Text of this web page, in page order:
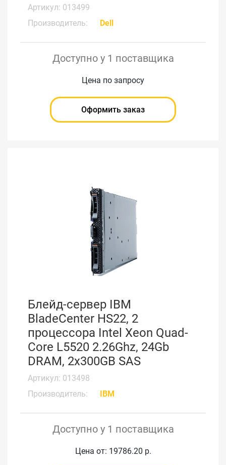
Артикул: 013499
Производитель:
Dell
Доступно у 1 поставщика
Цена по запросу
Оформить заказ
Блейд-сервер IBM
BladeCenter HS22, 2
процессора Intel Xeon Quad-
Core L5520 2.26Ghz, 24Gb
DRAM, 2x300GB SAS
Артикул: 013498
Производитель:
IBM
Доступно у 1 поставщика
Цена от: 19786.20 р.